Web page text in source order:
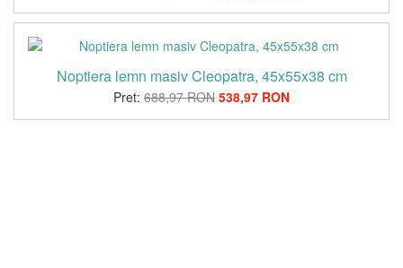
Noptiera lemn masiv Cleopatra, 45x55x38 cm
Pret: 688,97 RON 538,97 RON